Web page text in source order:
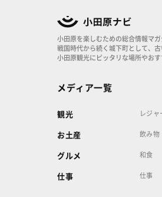
小田原を楽しむための総合情報マガ
戦国時代から続く城下町として、古
小田原観光にピッタリな場所やお
メディア一覧
観光 レジャ
お土産 飲み物
グルメ 和食
仕事 仕事